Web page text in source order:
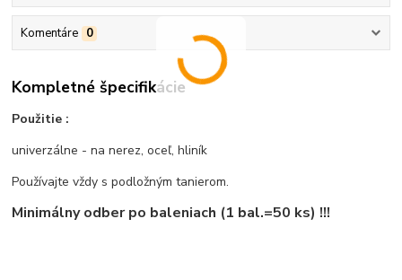
Komentáre 0
Kompletné špecifikácie
Použitie :
univerzálne - na nerez, oceľ, hliník
Používajte vždy s podložným tanierom.
Minimálny odber po baleniach (1 bal.=50 ks) !!!